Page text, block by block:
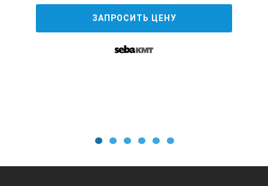
ЗАПРОСИТЬ ЦЕНУ